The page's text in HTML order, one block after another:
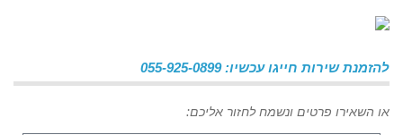
להזמנת שירות חייגו עכשיו: 055-925-0899
או השאירו פרטים ונשמח לחזור אליכם: